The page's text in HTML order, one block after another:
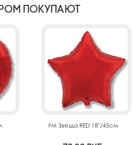
покупают
FM Звезда RED 18"/45см